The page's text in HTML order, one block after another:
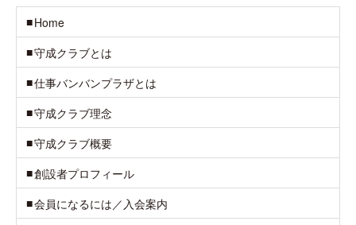
Home
守成クラブとは
仕事バンバンプラザとは
守成クラブ理念
守成クラブ概要
創設者プロフィール
会員になるには／入会案内